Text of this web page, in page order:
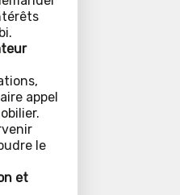
appel
le
et